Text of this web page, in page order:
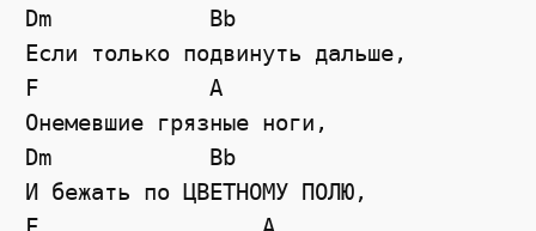
Dm            Bb
Если только подвинуть дальше,
F             A
Онемевшие грязные ноги,
Dm            Bb
И бежать по ЦВЕТНОМУ ПОЛЮ,